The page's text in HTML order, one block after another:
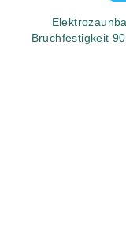
Bruchfestigkeit